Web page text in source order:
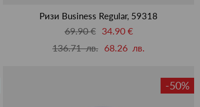
Ризи Business Regular, 59318
69.90 €
34.90 €
136.71 лв. 68.26 лв.
-50%